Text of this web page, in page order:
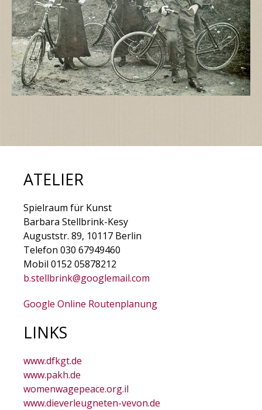
ATELIER
Spielraum für Kunst
Barbara Stellbrink-Kesy
Auguststr. 89, 10117 Berlin
Telefon 030 67949460
Mobil 0152 05878212
b.stellbrink@googlemail.com
Google Online Routenplanung
LINKS
www.dfkgt.de
www.pakh.de
womenwagepeace.org.il
www.dieverleugneten-vevon.de